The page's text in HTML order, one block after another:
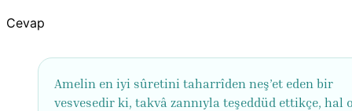
Cevap
Amelin en iyi sûretini taharrîden neş’et eden bir
vesvesedir ki, takvâ zannıyla teşeddüd ettikçe, hal